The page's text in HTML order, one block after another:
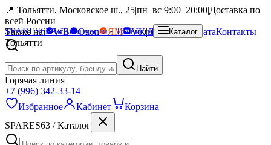
📍 Тольятти, Московское ш., 25|пн–вс 9:00–20:00|Доставка по
всей России
Также на:
WB Ozon ЯМ VK|ДоставкаОплатаКонтакты
Тольятти
SPARES63Автозапчасти · Тольятти Каталог
Найти
Горячая линия
+7 (996) 342-33-14
Избранное
Кабинет
Корзина
SPARES63 / Каталог